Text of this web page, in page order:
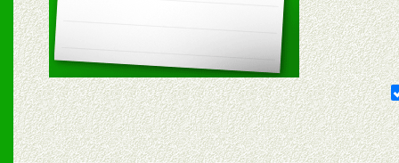
五、退换货制度
1、给予前期市场操作一定
2、对于临期，滞销品给予